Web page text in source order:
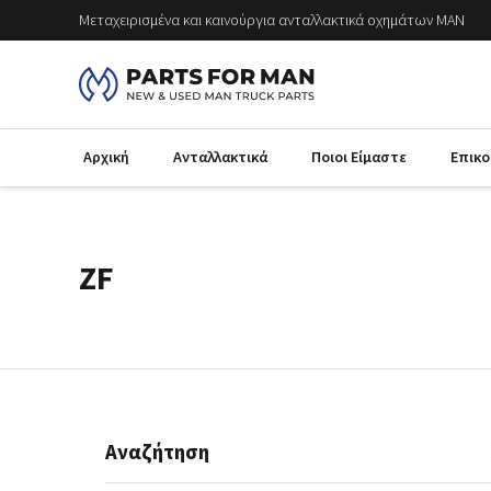
Μεταχειρισμένα και καινούργια ανταλλακτικά οχημάτων MAN
Αρχική Ανταλλακτικά Ποιοι Είμαστε
ZF
Αναζήτηση